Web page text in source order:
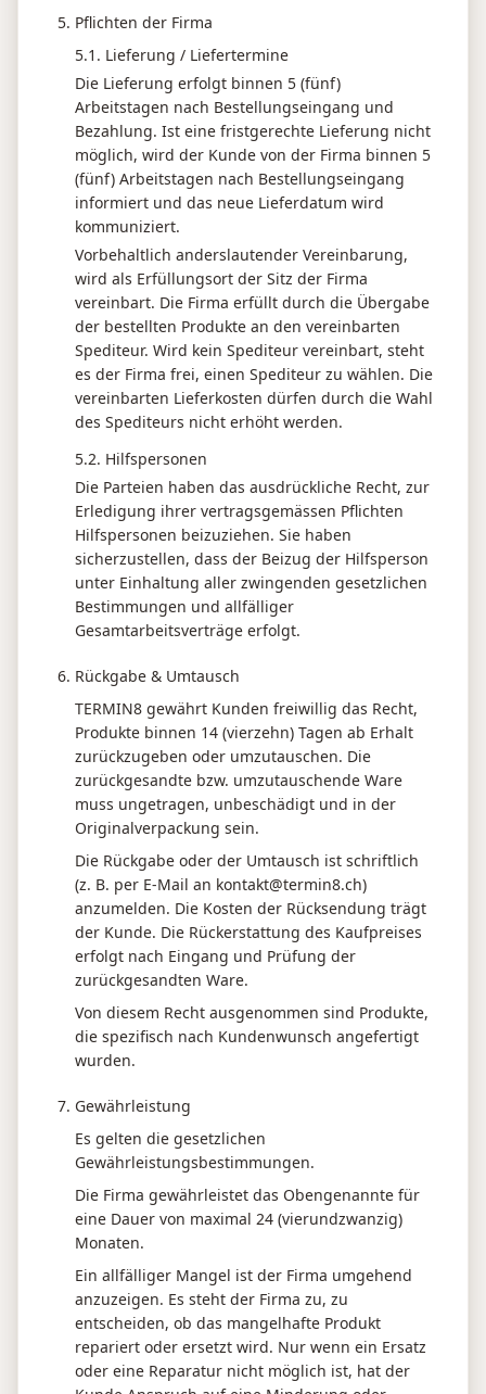
Pflichten der Firma
5.1. Lieferung / Liefertermine
Die Lieferung erfolgt binnen 5 (fünf)
Arbeitstagen nach Bestellungseingang und
Bezahlung. Ist eine fristgerechte Lieferung nicht
möglich, wird der Kunde von der Firma binnen 5
(fünf) Arbeitstagen nach Bestellungseingang
informiert und das neue Lieferdatum wird
kommuniziert.
Vorbehaltlich anderslautender Vereinbarung,
wird als Erfüllungsort der Sitz der Firma
vereinbart. Die Firma erfüllt durch die Übergabe
der bestellten Produkte an den vereinbarten
Spediteur. Wird kein Spediteur vereinbart, steht
es der Firma frei, einen Spediteur zu wählen. Die
vereinbarten Lieferkosten dürfen durch die Wahl
des Spediteurs nicht erhöht werden.
5.2. Hilfspersonen
Die Parteien haben das ausdrückliche Recht, zur
Erledigung ihrer vertragsgemässen Pflichten
Hilfspersonen beizuziehen. Sie haben
sicherzustellen, dass der Beizug der Hilfsperson
unter Einhaltung aller zwingenden gesetzlichen
Bestimmungen und allfälliger
Gesamtarbeitsverträge erfolgt.
Rückgabe & Umtausch
TERMIN8 gewährt Kunden freiwillig das Recht,
Produkte binnen 14 (vierzehn) Tagen ab Erhalt
zurückzugeben oder umzutauschen. Die
zurückgesandte bzw. umzutauschende Ware
muss ungetragen, unbeschädigt und in der
Originalverpackung sein.
Die Rückgabe oder der Umtausch ist schriftlich
(z. B. per E-Mail an kontakt@termin8.ch)
anzumelden. Die Kosten der Rücksendung trägt
der Kunde. Die Rückerstattung des Kaufpreises
erfolgt nach Eingang und Prüfung der
zurückgesandten Ware.
Von diesem Recht ausgenommen sind Produkte,
die spezifisch nach Kundenwunsch angefertigt
wurden.
Gewährleistung
Es gelten die gesetzlichen
Gewährleistungsbestimmungen.
Die Firma gewährleistet das Obengenannte für
eine Dauer von maximal 24 (vierundzwanzig)
Monaten.
Ein allfälliger Mangel ist der Firma umgehend
anzuzeigen. Es steht der Firma zu, zu
entscheiden, ob das mangelhafte Produkt
repariert oder ersetzt wird. Nur wenn ein Ersatz
oder eine Reparatur nicht möglich ist, hat der